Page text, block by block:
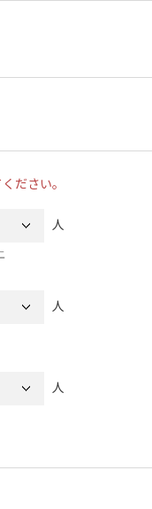
ださい。
人
人
人